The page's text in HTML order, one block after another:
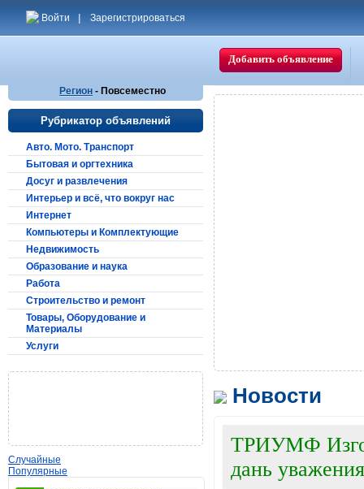
Войти Зарегистрироваться
Добавить объявление
Регион - Повсеместно
Рубрикатор объявлений
Авто. Мото. Транспорт
Бытовая и оргтехника
Досуг и развлечения
Интерьер и всё, что вокруг нас
Интернет
Компьютеры и Комплектующие
Недвижимость
Образование и наука
Работа
Строительство и ремонт
Товары, Оборудование и
Материалы
Услуги
Случайные
Популярные
Новости
ТРИУМФ
дань